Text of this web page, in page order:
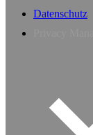
Datenschutz